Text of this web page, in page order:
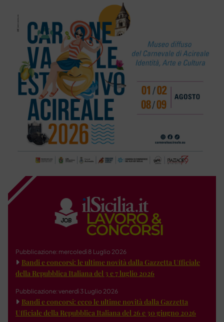
Pubblicazione: mercoledì 8 Luglio 2026
Bandi e concorsi: le ultime novità dalla Gazzetta Ufficiale
della Repubblica Italiana del 3 e 7 luglio 2026
Pubblicazione: venerdì 3 Luglio 2026
Bandi e concorsi: ecco le ultime novità dalla Gazzetta
Ufficiale della Repubblica Italiana del 26 e 30 giugno 2026